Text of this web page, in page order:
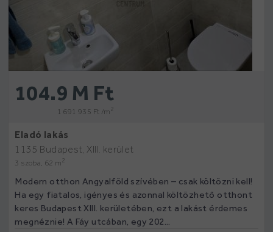
104.9 M Ft
1 691 935 Ft /m 2
Eladó lakás
1135 Budapest, XIII. kerület
3 szoba, 62 m2
Modern otthon Angyalföld szívében – csak költözni kell!
Ha egy fiatalos, igényes és azonnal költözhető otthont
keres Budapest XIII. kerületében, ezt a lakást érdemes
megnéznie! A Fáy utcában, egy 202...